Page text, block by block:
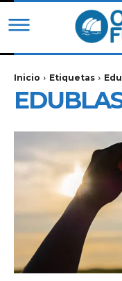
Inicio Etiquetas